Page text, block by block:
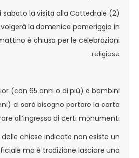
di sabato la visita alla Cattedrale
la domenica pomeriggio in
è chiusa per le celebrazioni
religiose.
(con 65 anni o di più) e bambini
ci sarà bisogno portare la carta
all’ingresso di certi monumenti.
chiese indicate non esiste un
ma è tradizione lasciare una